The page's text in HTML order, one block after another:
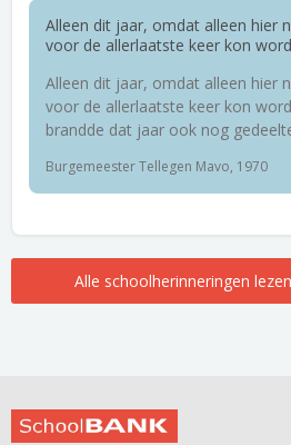
Alleen dit jaar, omdat alleen hier
voor de allerlaatste keer kon
Alleen dit jaar, omdat alleen hier
voor de allerlaatste keer kon
brandde dat jaar ook nog
Burgemeester Tellegen Mavo, 1970
Alle schoolherinneringen